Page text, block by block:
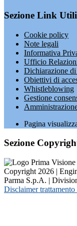
Sezione Link Utili
Cookie policy
Note legali
Informativa
Ufficio
Dichiarazione di
Obiettivi di
Whistleblowing
Gestione
Pagina
Sezione
Copyright 2026 |
Parma S.p.A. |
Disclaimer trattamento